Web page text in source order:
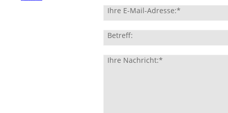
Ihre E-Mail-Adresse:*
Betreff:
Ihre Nachricht:*